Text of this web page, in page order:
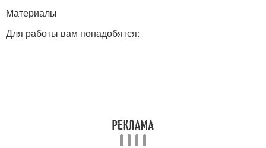
Материалы
Для работы вам понадобятся: